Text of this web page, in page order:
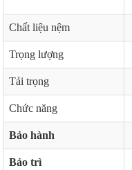
Chất liệu nệm
Trọng lượng
Tải trọng
Chức năng
Bảo hành
Bảo trì